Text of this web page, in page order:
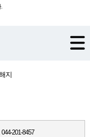
지
201-8457